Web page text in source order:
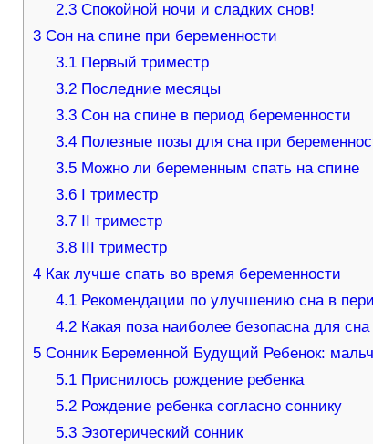
2.3 Спокойной ночи и сладких снов!
3Сон на спине при беременности
3.1 Первый триместр
3.2 Последние месяцы
3.3 Сон на спине в период беременности
3.4 Полезные позы для сна при
3.5 Можно ли беременным спать на спине
3.6 I триместр
3.7 II триместр
3.8 III триместр
4Как лучше спать во время беременности
4.1 Рекомендации по улучшению сна в
4.2 Какая поза наиболее безопасна для
5Сонник Беременной Будущий Ребенок:
5.1 Приснилось рождение ребенка
5.2 Рождение ребенка согласно соннику
5.3 Эзотерический сонник